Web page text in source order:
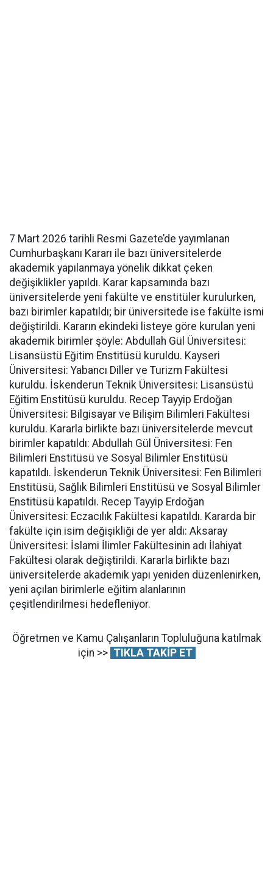
7 Mart 2026 tarihli Resmi Gazete’de yayımlanan
Cumhurbaşkanı Kararı ile bazı üniversitelerde
akademik yapılanmaya yönelik dikkat çeken
değişiklikler yapıldı. Karar kapsamında bazı
üniversitelerde yeni fakülte ve enstitüler kurulurken,
bazı birimler kapatıldı; bir üniversitede ise fakülte ismi
değiştirildi. Kararın ekindeki listeye göre kurulan yeni
akademik birimler şöyle: Abdullah Gül Üniversitesi:
Lisansüstü Eğitim Enstitüsü kuruldu. Kayseri
Üniversitesi: Yabancı Diller ve Turizm Fakültesi
kuruldu. İskenderun Teknik Üniversitesi: Lisansüstü
Eğitim Enstitüsü kuruldu. Recep Tayyip Erdoğan
Üniversitesi: Bilgisayar ve Bilişim Bilimleri Fakültesi
kuruldu. Kararla birlikte bazı üniversitelerde mevcut
birimler kapatıldı: Abdullah Gül Üniversitesi: Fen
Bilimleri Enstitüsü ve Sosyal Bilimler Enstitüsü
kapatıldı. İskenderun Teknik Üniversitesi: Fen Bilimleri
Enstitüsü, Sağlık Bilimleri Enstitüsü ve Sosyal Bilimler
Enstitüsü kapatıldı. Recep Tayyip Erdoğan
Üniversitesi: Eczacılık Fakültesi kapatıldı. Kararda bir
fakülte için isim değişikliği de yer aldı: Aksaray
Üniversitesi: İslami İlimler Fakültesinin adı İlahiyat
Fakültesi olarak değiştirildi. Kararla birlikte bazı
üniversitelerde akademik yapı yeniden düzenlenirken,
yeni açılan birimlerle eğitim alanlarının
çeşitlendirilmesi hedefleniyor.
Öğretmen ve Kamu Çalışanların Topluluğuna katılmak
için >> TIKLA TAKİP ET